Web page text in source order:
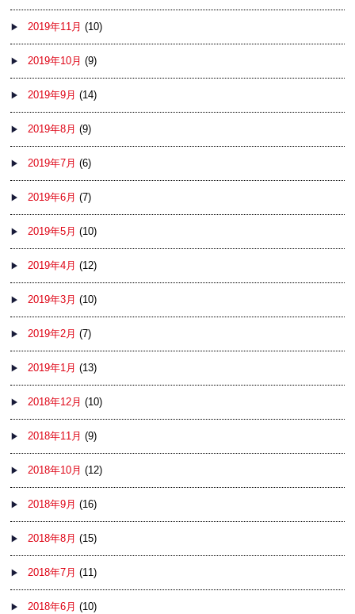
2019年11月 (10)
2019年10月 (9)
2019年9月 (14)
2019年8月 (9)
2019年7月 (6)
2019年6月 (7)
2019年5月 (10)
2019年4月 (12)
2019年3月 (10)
2019年2月 (7)
2019年1月 (13)
2018年12月 (10)
2018年11月 (9)
2018年10月 (12)
2018年9月 (16)
2018年8月 (15)
2018年7月 (11)
2018年6月 (10)